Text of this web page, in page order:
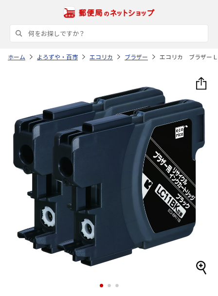
ホーム よろずや・百市 エコリカ ブラザー エコリカ ブラザー
1 2 3